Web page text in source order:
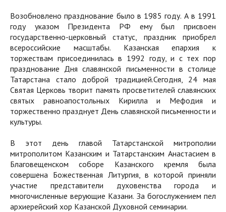
Возобновлено празднование было в 1985 году. А в 1991
году указом Президента РФ ему был присвоен
государственно-церковный статус, праздник приобрел
всероссийские масштабы. Казанская епархия к
торжествам присоединилась в 1992 году, и с тех пор
празднование Дня славянской письменности в столице
Татарстана стало доброй традицией.Сегодня, 24 мая
Святая Церковь творит память просветителей славянских
святых равноапостольных Кирилла и Мефодия и
торжественно празднует День славянской письменности и
культуры.
В этот день главой Татарстанской митрополии
митрополитом Казанским и Татарстанским Анастасием в
Благовещенском соборе Казанского кремля была
совершена Божественная Литургия, в которой приняли
участие представители духовенства города и
многочисленные верующие Казани. За богослужением пел
архиерейский хор Казанской Духовной семинарии.